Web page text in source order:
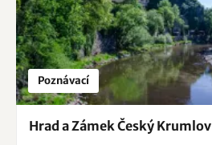
Poznávací
Hrad a Zámek Český Krumlov